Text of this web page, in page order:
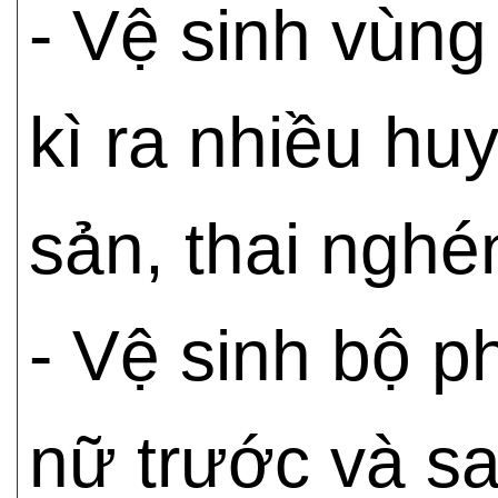
- Vệ sinh
kì ra nhiều
sản, thai
- Vệ sinh bộ
nữ trước và